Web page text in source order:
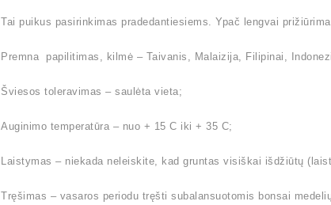
Tai puikus pasirinkimas pradedantiesiems. Ypač lengvai
Premna papilitimas, kilmė – Taivanis, Malaizija, Filipinai,
Šviesos toleravimas – saulėta vieta;
Auginimo temperatūra – nuo + 15 C iki + 35 C;
Laistymas – niekada neleiskite, kad gruntas visiškai išdžiūtų
Tręšimas – vasaros periodu tręšti subalansuotomis bonsai